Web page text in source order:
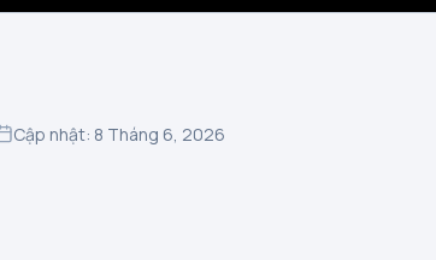
Cập nhật: 8 Tháng 6, 2026